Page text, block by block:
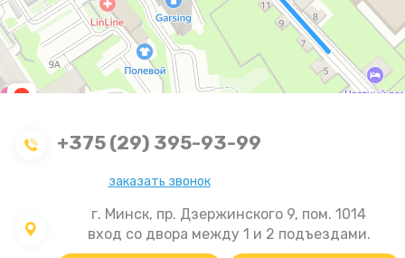
+375 (29) 395-93-99
заказать звонок
г. Минск, пр. Дзержинского 9, пом. 1014
вход со двора между 1 и 2 подъездами.